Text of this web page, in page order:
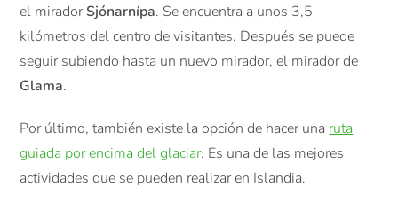
el miradorSjónarnípa. Se encuentra a unos 3,5
kilómetros del centro de visitantes. Después se puede
seguir subiendo hasta un nuevo mirador, el mirador de
Glama.
Por último, también existe la opción de hacer una ruta
guiada por encima del glaciar. Es una de las mejores
actividades que se pueden realizar en Islandia.